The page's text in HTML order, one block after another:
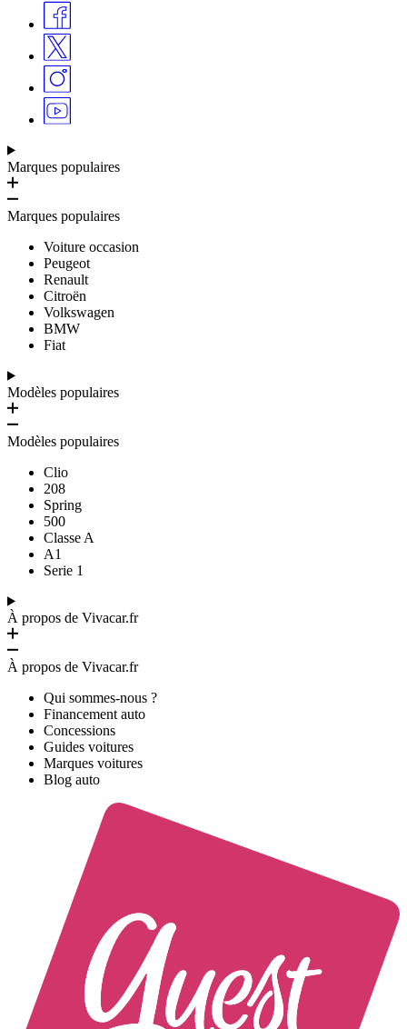
Marques populaires
Marques populaires
Voiture occasion
Peugeot
Renault
Citroën
Volkswagen
BMW
Fiat
Modèles populaires
Modèles populaires
Clio
208
Spring
500
Classe A
A1
Serie 1
À propos de Vivacar.fr
À propos de Vivacar.fr
Qui sommes-nous ?
Financement auto
Concessions
Guides voitures
Marques voitures
Blog auto